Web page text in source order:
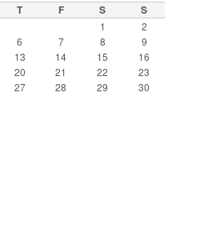
T F S S
1
2
6 7 8
9
13 14 15
16
20 21 22
23
27 28 29
30